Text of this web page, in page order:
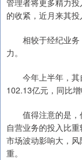
管理者将更多精力
的收紧，近月来其投
相较于经纪业务
力。
今年上半年，其
102.13亿元，同比增
值得注意的是，
自营业务的投入比
市场波动影响大，
重。